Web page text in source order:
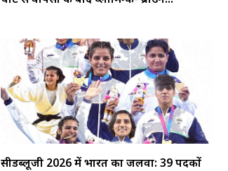
सीडब्लूजी 2026 में भारत का जलवा: 39 पदकों